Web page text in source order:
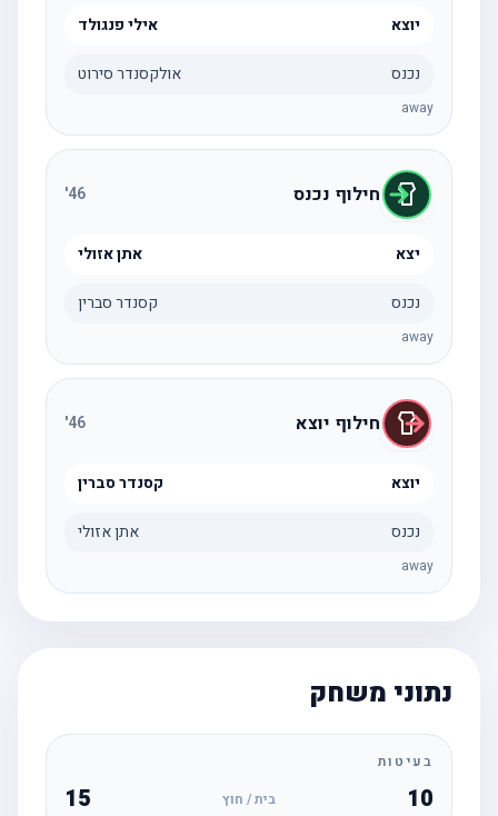
יוצא אילי פנגולד
נכנס אולקסנדר סירוט
away
חילוף נכנס 46
'
יצא אתן אזולי
נכנס קסנדר סברין
away
חילוף יוצא 46
'
יוצא קסנדר סברין
נכנס אתן אזולי
away
נתוני משחק
בעיטות
10 בית / חוץ 15